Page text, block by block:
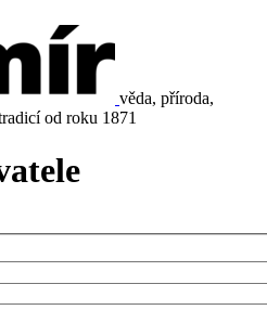
věda, příroda,
od roku 1871